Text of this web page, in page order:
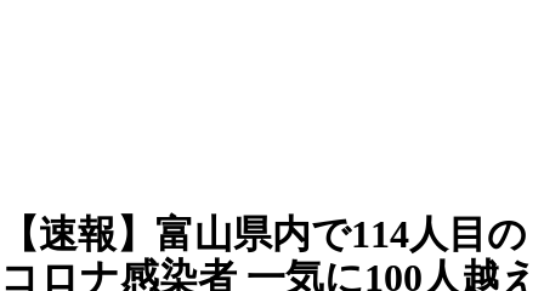
【速報】富山県内で114人目の
コロナ感染者 一気に100人越え